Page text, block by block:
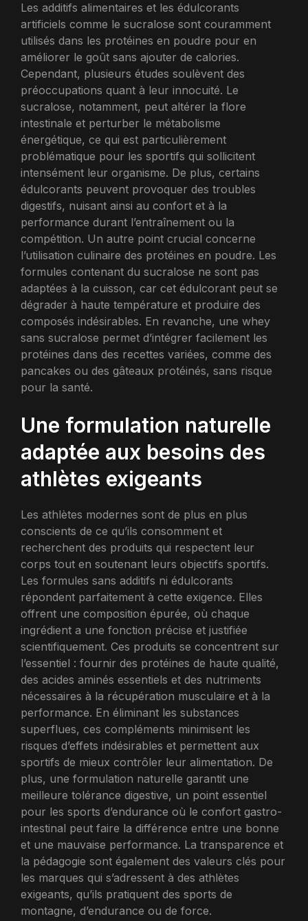
Les additifs alimentaires et les édulcorants
artificiels comme le sucralose sont couramment
utilisés dans les protéines en poudre pour en
améliorer le goût sans ajouter de calories.
Cependant, plusieurs études soulèvent des
préoccupations quant à leur innocuité. Le
sucralose, notamment, peut altérer la flore
intestinale et perturber le métabolisme
énergétique, ce qui est particulièrement
problématique pour les sportifs qui sollicitent
intensément leur organisme. De plus, certains
édulcorants peuvent provoquer des troubles
digestifs, nuisant ainsi au confort et à la
performance durant l’entraînement ou la
compétition. Un autre point crucial concerne
l’utilisation culinaire des protéines en poudre. Les
formules contenant du sucralose ne sont pas
adaptées à la cuisson, car cet édulcorant peut se
dégrader à haute température et produire des
composés indésirables. En revanche, une whey
sans sucralose permet d’intégrer facilement les
protéines dans des recettes variées, comme des
pancakes ou des gâteaux protéinés, sans risque
pour la santé.
Une formulation naturelle
adaptée aux besoins des
athlètes exigeants
Les athlètes modernes sont de plus en plus
conscients de ce qu’ils consomment et
recherchent des produits qui respectent leur
corps tout en soutenant leurs objectifs sportifs.
Les formules sans additifs ni édulcorants
répondent parfaitement à cette exigence. Elles
offrent une composition épurée, où chaque
ingrédient a une fonction précise et justifiée
scientifiquement. Ces produits se concentrent sur
l’essentiel : fournir des protéines de haute qualité,
des acides aminés essentiels et des nutriments
nécessaires à la récupération musculaire et à la
performance. En éliminant les substances
superflues, ces compléments minimisent les
risques d’effets indésirables et permettent aux
sportifs de mieux contrôler leur alimentation. De
plus, une formulation naturelle garantit une
meilleure tolérance digestive, un point essentiel
pour les sports d’endurance où le confort gastro-
intestinal peut faire la différence entre une bonne
et une mauvaise performance. La transparence et
la pédagogie sont également des valeurs clés pour
les marques qui s’adressent à des athlètes
exigeants, qu’ils pratiquent des sports de
montagne, d’endurance ou de force.